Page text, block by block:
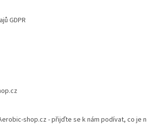
GDPR
shop.cz - přijďte se k nám podívat, co je n